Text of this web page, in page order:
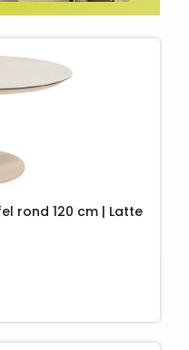
rond 120 cm | Latte